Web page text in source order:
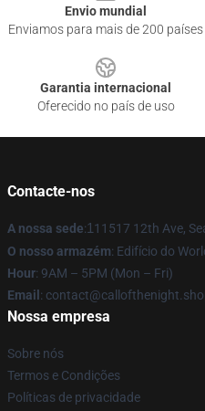
Envio mundial
Enviamos para mais de 200 países
Garantia internacional
Oferecido no país de uso
Contacte-nos
A nossa sede:1 11517 12th Ave,
O nosso armazém: Edifício do
Hour: 9AM – 5PM (Mon – Fri)
Email :
Nossa empresa
Sobre nós
Termos e Condições
Políticas de privacidade